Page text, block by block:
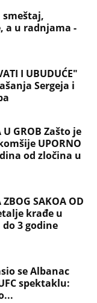
a u radnjama -
I UBUDUĆE"
Sergeja i
U GROB Zašto je
UPORNO
od zločina u
ZBOG SAKOA OD
krađe u
3 godine
se Albanac
spektaklu: